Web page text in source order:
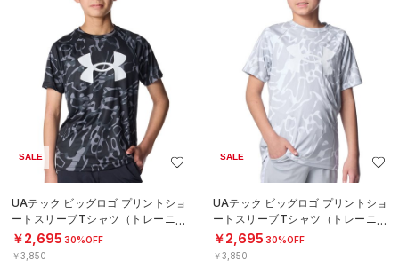
SALE
UAテック ビッグロゴ プリントショ
ートスリーブTシャツ（トレーニン
グ/BOYS）
￥2,695 30%OFF
￥3,850
SALE
UAテック ビッグロゴ プリントショ
ートスリーブTシャツ（トレーニン
グ/BOYS）
￥2,695 30%OFF
￥3,850